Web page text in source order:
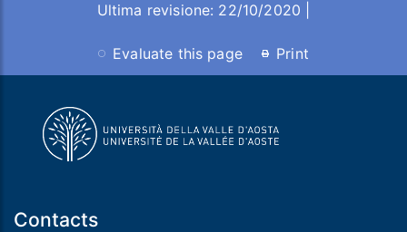
Ultima revisione: 22/10/2020 |
Evaluate this page Print
Contacts